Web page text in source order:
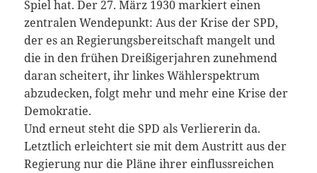
Spiel hat. Der 27. März 1930 markiert einen
zentralen Wendepunkt: Aus der Krise der SPD,
der es an Regierungsbereitschaft mangelt und
die in den frühen Dreißigerjahren zunehmend
daran scheitert, ihr linkes Wählerspektrum
abzudecken, folgt mehr und mehr eine Krise der
Demokratie.
Und erneut steht die SPD als Verliererin da.
Letztlich erleichtert sie mit dem Austritt aus der
Regierung nur die Pläne ihrer einflussreichen